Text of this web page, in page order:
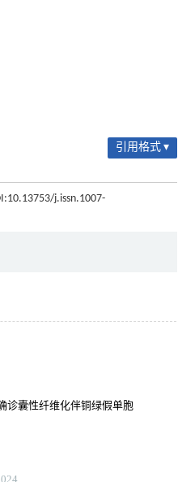
引用格式 ▾
j.issn.1007-